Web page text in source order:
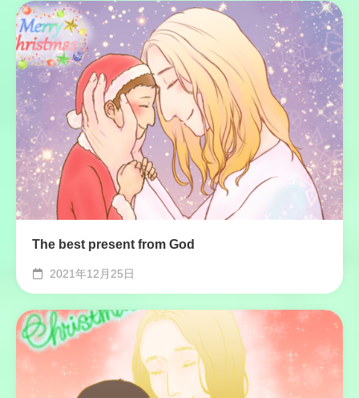
The best present from God
2021年12月25日